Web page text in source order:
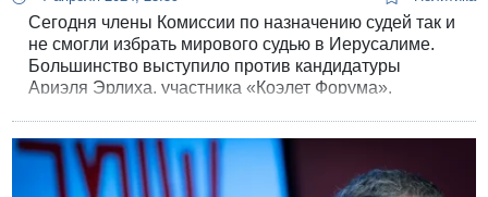
Сегодня члены Комиссии по назначению судей так и
не смогли избрать мирового судью в Иерусалиме.
Большинство выступило против кандидатуры
Ариэля Эрлиха, участника «Коэлет Форума».